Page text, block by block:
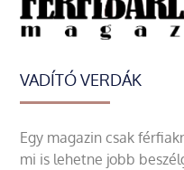
VADÍTÓ VERDÁK
Egy magazin csak
mi is lehetne jobb